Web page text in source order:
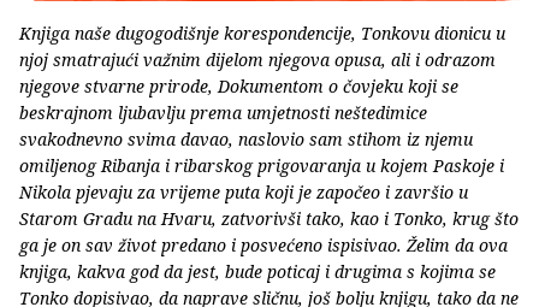
Knjiga naše dugogodišnje korespondencije, Tonkovu dionicu u
njoj smatrajući važnim dijelom njegova opusa, ali i odrazom
njegove stvarne prirode, Dokumentom o čovjeku koji se
beskrajnom ljubavlju prema umjetnosti neštedimice
svakodnevno svima davao, naslovio sam stihom iz njemu
omiljenog Ribanja i ribarskog prigovaranja u kojem Paskoje i
Nikola pjevaju za vrijeme puta koji je započeo i završio u
Starom Gradu na Hvaru, zatvorivši tako, kao i Tonko, krug što
ga je on sav život predano i posvećeno ispisivao. Želim da ova
knjiga, kakva god da jest, bude poticaj i drugima s kojima se
Tonko dopisivao, da naprave sličnu, još bolju knjigu, tako da ne